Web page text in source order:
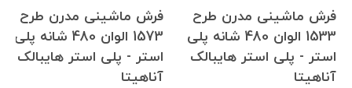
فرش ماشینی مدرن طرح
1533 الوان 480 شانه پلی
استر - پلی استر هایبالک
آناهیتا
فرش ماشینی مدرن طرح
1573 الوان 480 شانه پلی
استر - پلی استر هایبالک
آناهیتا